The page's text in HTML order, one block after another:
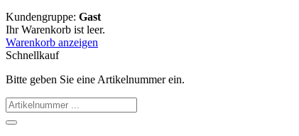
Kundengruppe: Gast
Ihr Warenkorb ist leer.
Warenkorb anzeigen
Schnellkauf
Bitte geben Sie eine Artikelnummer ein.